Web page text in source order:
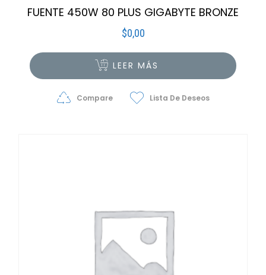
FUENTE 450W 80 PLUS GIGABYTE BRONZE
$0,00
LEER MÁS
Compare Lista De Deseos